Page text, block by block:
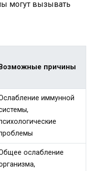
могут вызывать
Возможные причины
иммунной
ослабление